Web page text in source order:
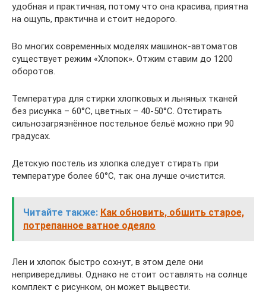
удобная и практичная, потому что она красива, приятна
на ощупь, практична и стоит недорого.
Во многих современных моделях машинок-автоматов
существует режим «Хлопок». Отжим ставим до 1200
оборотов.
Температура для стирки хлопковых и льняных тканей
без рисунка – 60°C, цветных – 40-50°C. Отстирать
сильнозагрязнённое постельное бельё можно при 90
градусах.
Детскую постель из хлопка следует стирать при
температуре более 60°C, так она лучше очистится.
Читайте также: Как обновить, обшить старое,
потрепанное ватное одеяло
Лен и хлопок быстро сохнут, в этом деле они
непривередливы. Однако не стоит оставлять на солнце
комплект с рисунком, он может выцвести.